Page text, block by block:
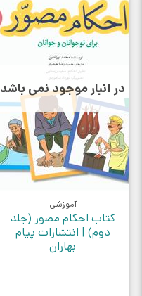
در انبار موجود نمی باشد
آموزشی
کتاب احکام مصور (جلد
دوم) | انتشارات پیام
بهاران